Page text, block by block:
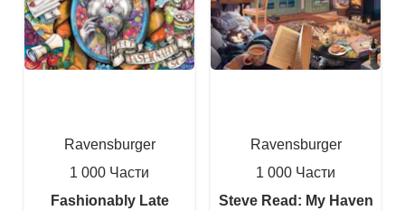
Ravensburger
1 000 Части
Fashionably Late
Ravensburger
1 000 Части
Steve Read: My Haven